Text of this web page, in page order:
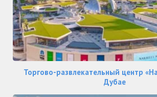
Торгово-развлекательный центр
Дубае